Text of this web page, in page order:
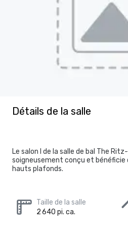
Détails de la salle
Le salon I de la salle de bal The
soigneusement conçu et bénéficie
hauts plafonds.
Taille de la salle
2 640 pi. ca.